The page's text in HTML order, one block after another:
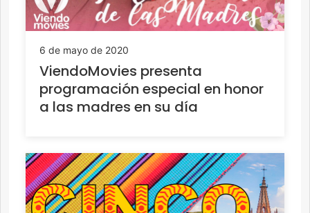
6 de mayo de 2020
ViendoMovies presenta
programación especial en honor
a las madres en su día